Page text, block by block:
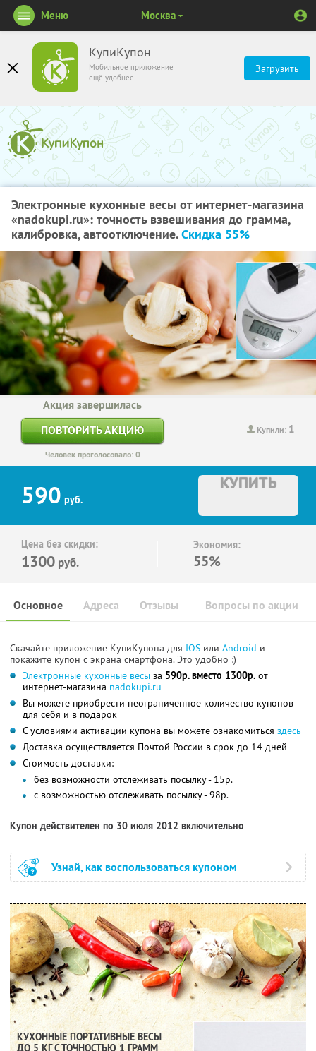
КупиКупон
Мобильное приложение
ещё удобнее
Загрузить
Меню Москва
Электронные кухонные весы от интернет-магазина
«nadokupi.ru»: точность взвешивания до грамма,
калибровка, автоотключение.Скидка 55%
Купили: 1
Акция завершилась
ПОВТОРИТЬ АКЦИЮ
Человек проголосовало: 0
590 руб.
КУПИТЬ
Цена без скидки:
1300 руб.
Экономия:
55%
Основное Отзывы Вопросы по акции
Адреса
Скачайте приложение КупиКупона для IOS или Android и
покажите купон с экрана смартфона. Это удобно :)
Электронные кухонные весы за 590р. вместо 1300р. от
интернет-магазина nadokupi.ru
Вы можете приобрести неограниченное количество купонов
для себя и в подарок
С условиями активации купона вы можете ознакомиться здесь
Доставка осуществляется Почтой России в срок до 14 дней
Стоимость доставки:
без возможности отслеживать посылку - 15р.
с возможностью отслеживать посылку - 98р.
Купон действителен по 30 июля 2012 включительно
Узнай, как воспользоваться купоном
КУХОННЫЕ ПОРТАТИВНЫЕ ВЕСЫ
ДО 5 КГ С ТОЧНОСТЬЮ 1 ГРАММ